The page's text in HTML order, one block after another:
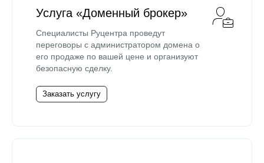
Услуга «Доменный брокер»
Специалисты Руцентра проведут
переговоры с администратором домена о
его продаже по вашей цене и организуют
безопасную сделку.
Заказать услугу